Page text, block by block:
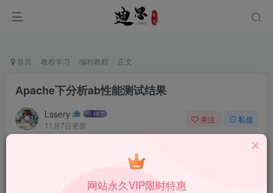
首页 教程学习 编程教程 正文
Apache下分析ab性能测试结果
Lssery
11月7日更新
关注 私信
本站所有内容来自互联网收集，仅供学习和交流，请勿用于商业
用途。如有侵权、不妥之处，请第一时间联系我们删除！
网站永久VIP限时特惠